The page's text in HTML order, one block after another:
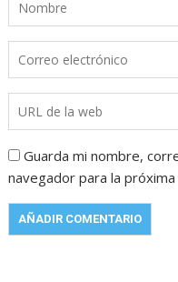
Guarda mi nombre,
navegador para la